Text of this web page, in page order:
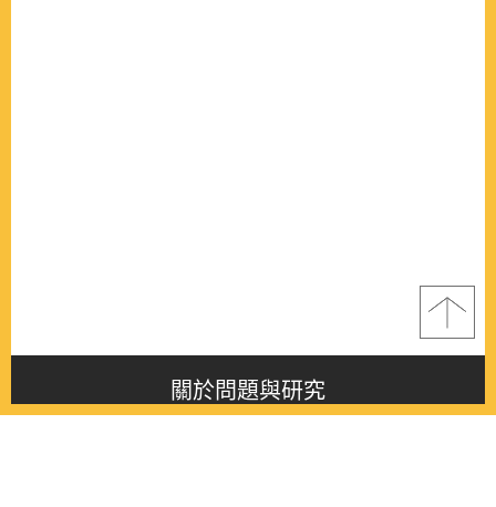
關於問題與研究
About this journal